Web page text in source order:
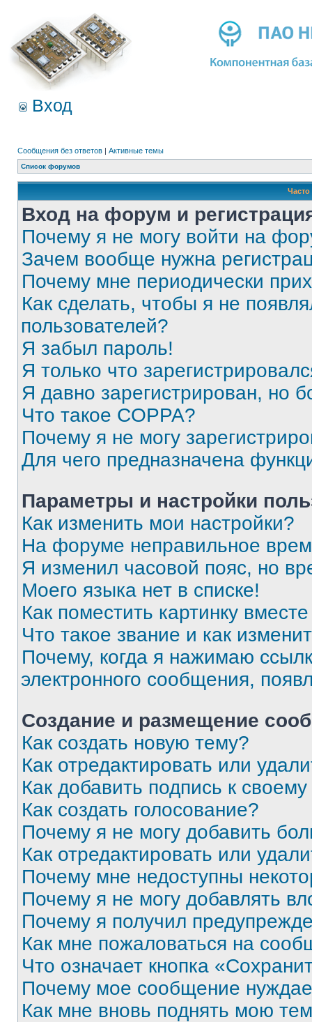
Вход
Сообщения без ответов | Активные темы
Список форумов
Вход на форум и
Почему я не могу войти на
Зачем вообще нужна
Почему мне периодически
Как сделать, чтобы я не
пользователей?
Я забыл пароль!
Я только что
Я давно зарегистрирован, но
Что такое COPPA?
Почему я не могу
Для чего предназначена
Параметры и настройки
Как изменить мои настройки?
На форуме неправильное
Я изменил часовой пояс, но
Моего языка нет в списке!
Как поместить картинку
Что такое звание и как
Почему, когда я нажимаю
электронного сообщения,
Создание и размещение
Как создать новую тему?
Как отредактировать или
Как добавить подпись к
Как создать голосование?
Почему я не могу добавить
Как отредактировать или
Почему мне недоступны
Почему я не могу добавлять
Почему я получил
Как мне пожаловаться на
Что означает кнопка
Почему мое сообщение
Как мне вновь поднять мою